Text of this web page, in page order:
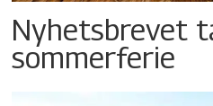
Nyhetsbrevet
sommerferie